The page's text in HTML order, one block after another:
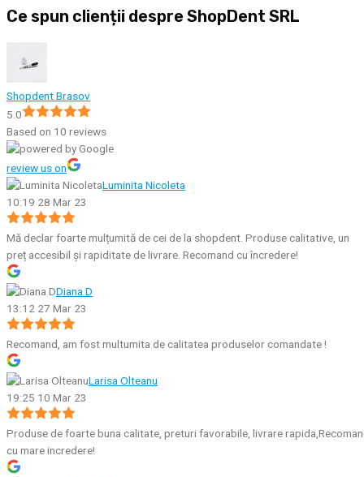
Ce spun clienții despre ShopDent SRL
Shopdent Brasov
5.0
Based on 10 reviews
review us on
Luminita Nicoleta
10:19 28 Mar 23
Mă declar foarte mulțumită de cei de la shopdent. Produse calitative, un
preț accesibil și rapiditate de livrare. Recomand cu încredere!
Diana D
13:12 27 Mar 23
Recomand, am fost multumita de calitatea produselor comandate !
Larisa Olteanu
19:25 10 Mar 23
Produse de foarte buna calitate, preturi favorabile, livrare
cu mare incredere!